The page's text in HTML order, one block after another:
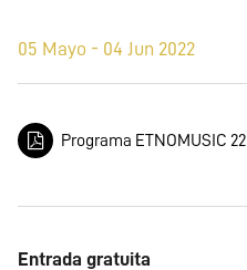
05 Mayo - 04 Jun 2022
Programa ETNOMUSIC 22
Entrada gratuita